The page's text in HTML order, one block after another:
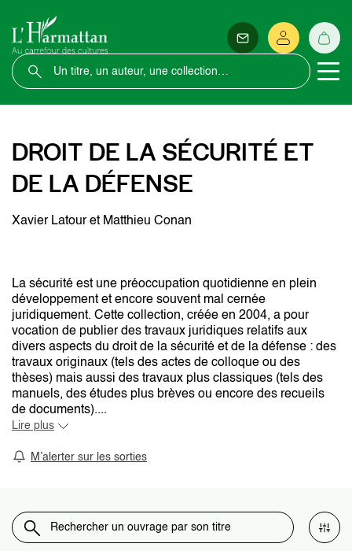
DROIT DE LA SÉCURITÉ ET
DE LA DÉFENSE
Xavier Latour et Matthieu Conan
La sécurité est une préoccupation quotidienne en plein
développement et encore souvent mal cernée
juridiquement. Cette collection, créée en 2004, a pour
vocation de publier des travaux juridiques relatifs aux
divers aspects du droit de la sécurité et de la défense : des
travaux originaux (tels des actes de colloque ou des
thèses) mais aussi des travaux plus classiques (tels des
manuels, des études plus brèves ou encore des recueils
de documents)....
Lire plus
M’alerter sur les sorties